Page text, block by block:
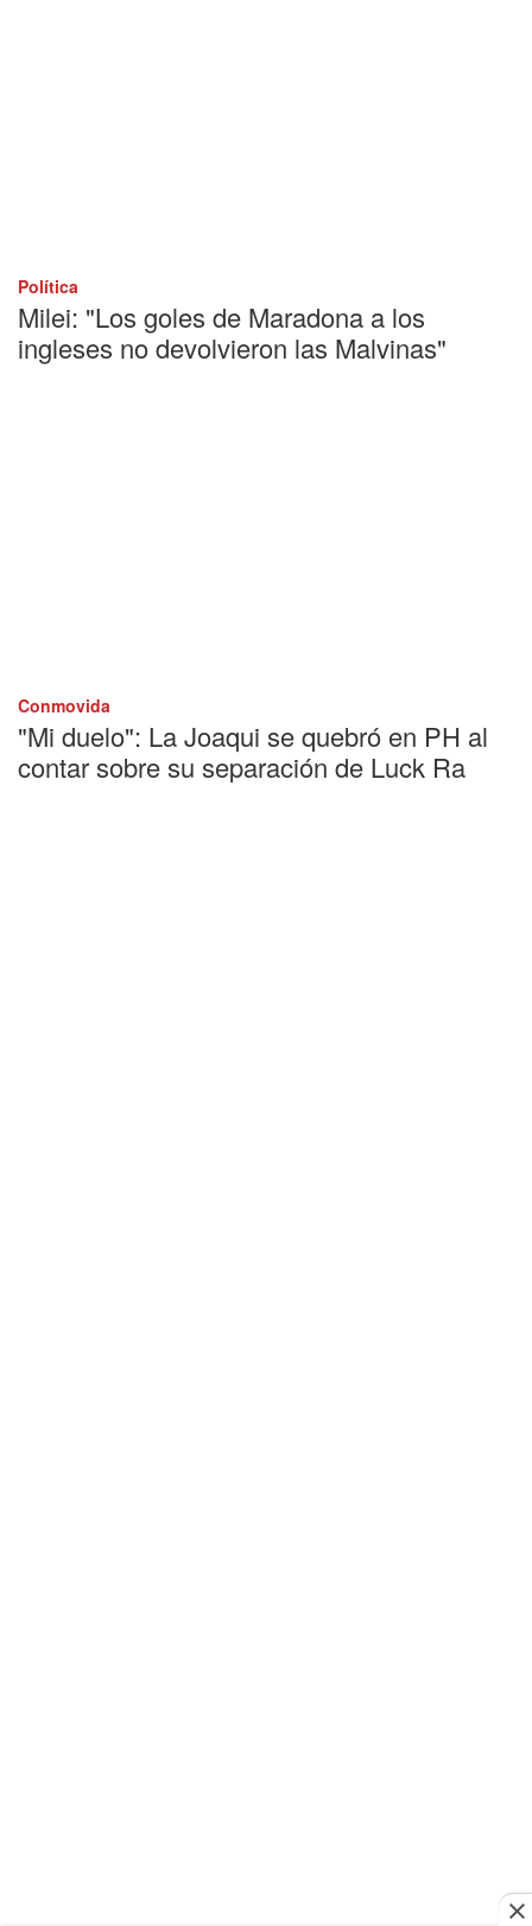
Política
Milei: "Los goles de Maradona a los
ingleses no devolvieron las Malvinas"
Conmovida
"Mi duelo": La Joaqui se quebró en PH al
contar sobre su separación de Luck Ra